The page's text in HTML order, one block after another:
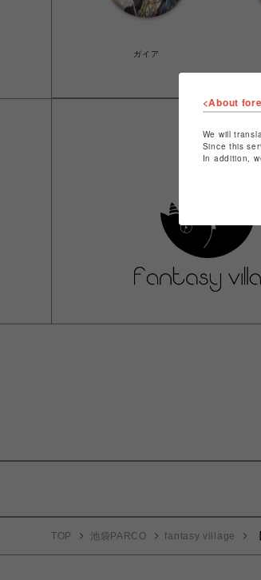
ガイア
TOP 池袋PARCO fantasy village
<About
We will
Since this
In addition,